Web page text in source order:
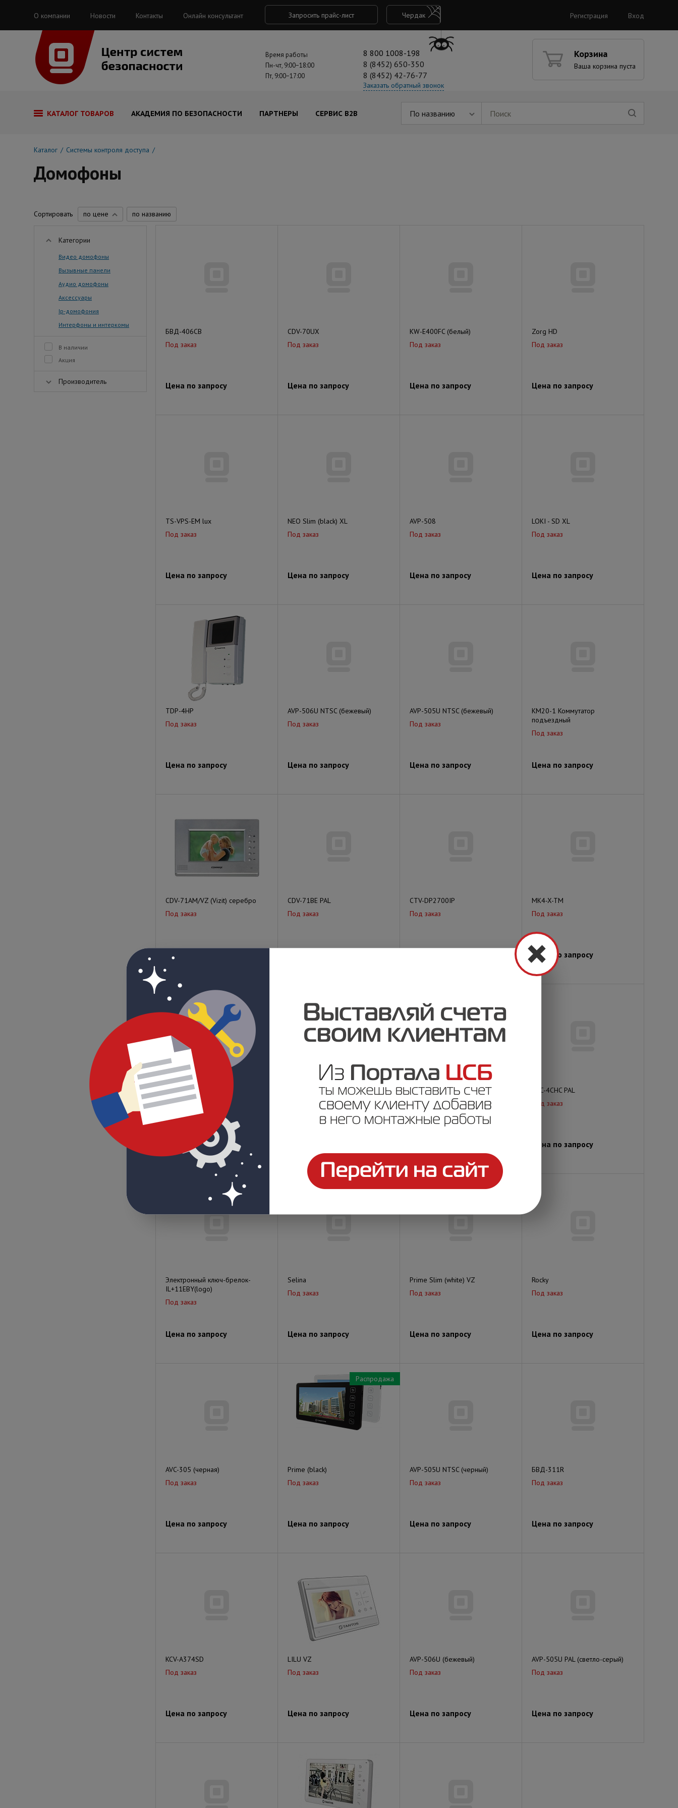
О компании Новости Контакты Онлайн консультант Запросить прайс-лист Чердак Регистрация Вход
Время работы
Пн-чт, 9:00−18:00
Пт, 9:00−17:00
8 800 1008-198
8 (8452) 650-350
8 (8452) 42-76-77
Заказать обратный звонок
Корзина
Ваша корзина пуста
КАТАЛОГ ТОВАРОВ АКАДЕМИЯ ПО БЕЗОПАСНОСТИ ПАРТНЕРЫ СЕРВИС B2B По названию
Каталог Системы контроля доступа
Домофоны
Сортировать по цене по названию
Категории
Видео домофоны
Вызывные панели
Аудио домофоны
Аксессуары
Ip-домофония
Интерфоны и интеркомы
В наличии
Акция
Производитель
БВД-406СB
Под заказ
Цена по запросу
CDV-70UX
Под заказ
Цена по запросу
KW-E400FC (белый)
Под заказ
Цена по запросу
Zorg HD
Под заказ
Цена по запросу
TS-VPS-EM lux
Под заказ
Цена по запросу
NEO Slim (black) XL
Под заказ
Цена по запросу
AVP-508
Под заказ
Цена по запросу
LOKI - SD XL
Под заказ
Цена по запросу
TDP-4HP
Под заказ
Цена по запросу
AVP-506U NTSC (бежевый)
Под заказ
Цена по запросу
AVP-505U NTSC (бежевый)
Под заказ
Цена по запросу
KM20-1 Коммутатор
подъездный
Под заказ
Цена по запросу
CDV-71AM/VZ (Vizit) серебро
Под заказ
Цена по запросу
CDV-71BE PAL
Под заказ
CTV-DP2700IP
Под заказ
MK4-X-TM
Под заказ
Цена по запросу
AVP-505U NTSC (серый)
Под заказ
Цена по запросу
AVC-424-D (сер.антик)
Amelie - SD (White) XL
Под заказ
DRC-4CHC PAL
Под заказ
Цена по запросу
Электронный ключ-брелок-
IL+11EBY(logo)
Под заказ
Цена по запросу
Selina
Под заказ
Цена по запросу
Prime Slim (white) VZ
Под заказ
Цена по запросу
Rocky
Под заказ
Цена по запросу
AVC-305 (черная)
Под заказ
Цена по запросу
Распродажа
Prime (black)
Под заказ
Цена по запросу
AVP-505U NTSC (черный)
Под заказ
Цена по запросу
БВД-311R
Под заказ
Цена по запросу
KCV-A374SD
Под заказ
Цена по запросу
LILU VZ
Под заказ
Цена по запросу
AVP-506U (бежевый)
Под заказ
Цена по запросу
AVP-505U PAL (светло-серый)
Под заказ
Цена по запросу